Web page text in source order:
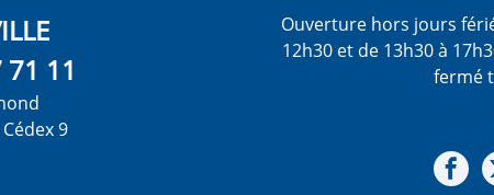
11
9
Ouverture hors jours
12h30 et de 13h30 à
fermé